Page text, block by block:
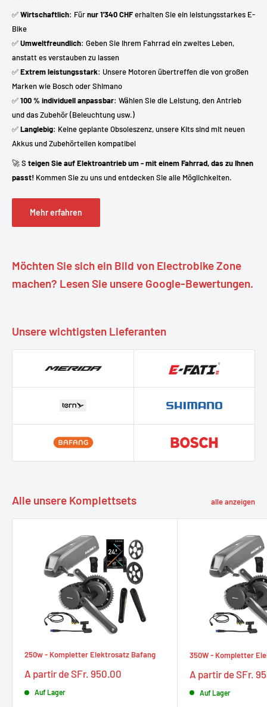
✅Wirtschaftlich: Fürnur 1'340 CHFerhalten Sie ein leistungsstarkes E-
Bike
✅Umweltfreundlich: Geben Sie Ihrem Fahrrad ein zweites Leben,
anstatt es verstauben zu lassen
✅Extrem leistungsstark: Unsere Motoren übertreffen die von großen
Marken wie Bosch oder Shimano
✅100 % individuell anpassbar: Wählen Sie die Leistung, den Antrieb
und das Zubehör (Beleuchtung usw.)
✅Langlebig: Keine geplante Obsoleszenz, unsere Kits sind mit neuen
Akkus und Zubehörteilen kompatibel
🚀 S teigen Sie auf Elektroantrieb um - mit einem Fahrrad, das zu Ihnen
passt! Kommen Sie zu uns und entdecken Sie alle Möglichkeiten.
Mehr erfahren
Möchten Sie sich ein Bild von Electrobike Zone
machen? Lesen Sie unsere Google-Bewertungen.
Unsere wichtigsten Lieferanten
Alle unsere Komplettsets alle anzeigen
250w - Kompletter Elektrosatz Bafang
Prix
réduit
A partir de SFr. 950.00
Auf Lager
350W - Kompletter
Prix
réduit
A partir de SFr.
Auf Lager